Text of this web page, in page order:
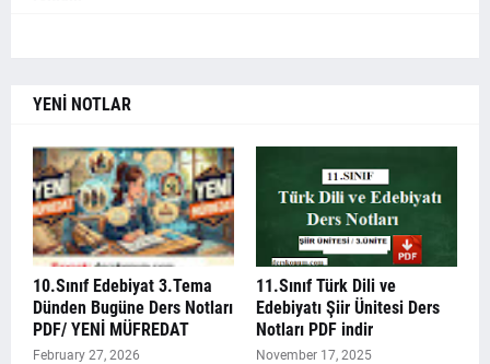
YENİ NOTLAR
10.Sınıf Edebiyat 3.Tema
Dünden Bugüne Ders Notları
PDF/ YENİ MÜFREDAT
February 27, 2026
11.Sınıf Türk Dili ve
Edebiyatı Şiir Ünitesi Ders
Notları PDF indir
November 17, 2025